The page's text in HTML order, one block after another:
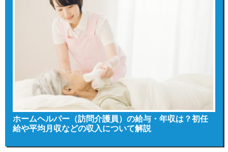
ホームヘルパー（訪問介護員）の給与・年収は？初任
給や平均月収などの収入について解説